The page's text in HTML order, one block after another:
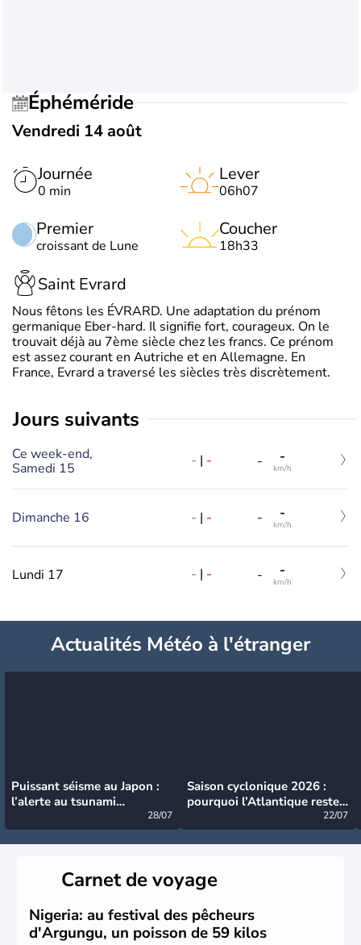
Éphéméride
Vendredi 14 août
Journée
0 min
Premier
croissant de Lune
Lever
06h07
Coucher
18h33
Saint Evrard
Nous fêtons les ÉVRARD. Une adaptation du prénom
germanique Eber-hard. Il signifie fort, courageux. On le
trouvait déjà au 7ème siècle chez les francs. Ce prénom
est assez courant en Autriche et en Allemagne. En
France, Evrard a traversé les siècles très discrètement.
jours suivants
Ce week-end,
Samedi 15
- | - - -
km/h
Dimanche 16 - | - - -
km/h
Lundi 17 - | - - -
km/h
Actualités Météo à l'étranger
Puissant séisme au Japon :
l’alerte au tsunami
28/07
Saison cyclonique 2026 :
pourquoi l’Atlantique reste
22/07
Carnet de voyage
Nigeria: au festival des pêcheurs
d'Argungu, un poisson de 59 kilos